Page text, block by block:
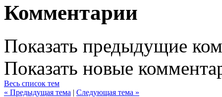
Комментарии
Показать предыдущие
Показать новые
Весь список тем
« Предыдущая тема | Следующая тема »